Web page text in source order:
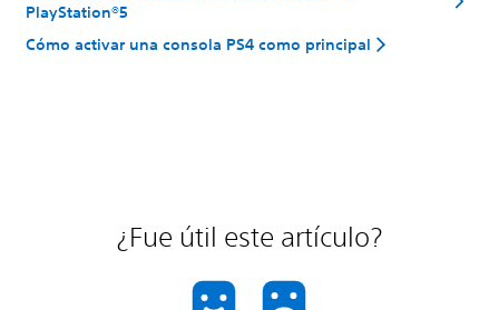
PlayStation®5
Cómo activar una consola PS4 como principal
¿Fue útil este artículo?